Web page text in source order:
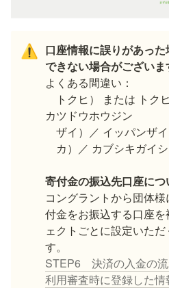
⚠️ 口座情報に誤りがあっ
よくある間違い：
トクヒ） または トク
カツドウホウジン
ザイ）／ イッパンザ
カ）／ カブシキガイ
寄付金の振込先口座につ
コングラントから団体
付金をお振込する口座
ェクトごとに設定いた
STEP6 決済の入金の